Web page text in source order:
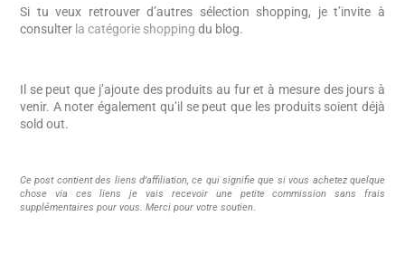
Si tu veux retrouver d’autres sélection shopping, je t’invite à
consulter la catégorie shopping du blog.
Il se peut que j’ajoute des produits au fur et à mesure des jours à
venir. A noter également qu’il se peut que les produits soient déjà
sold out.
Ce post contient des liens d’affiliation, ce qui signifie que si vous achetez quelque
chose via ces liens je vais recevoir une petite commission sans frais
supplémentaires pour vous. Merci pour votre soutien.